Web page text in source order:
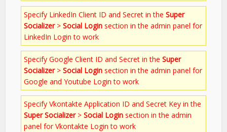
Specify LinkedIn Client ID and Secret in theSuper
Socializer>Social Login section in the admin panel for
LinkedIn Login to work
Specify Google Client ID and Secret in theSuper
Socializer>Social Login section in the admin panel for
Google and Youtube Login to work
Specify Vkontakte Application ID and Secret Key in the
Super Socializer>Social Login section in the admin
panel for Vkontakte Login to work